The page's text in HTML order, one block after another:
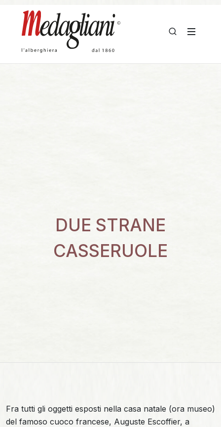
DUE STRANE
CASSERUOLE
Fra tutti gli oggetti esposti nella casa natale (ora museo)
del famoso cuoco francese, Auguste Escoffier, a